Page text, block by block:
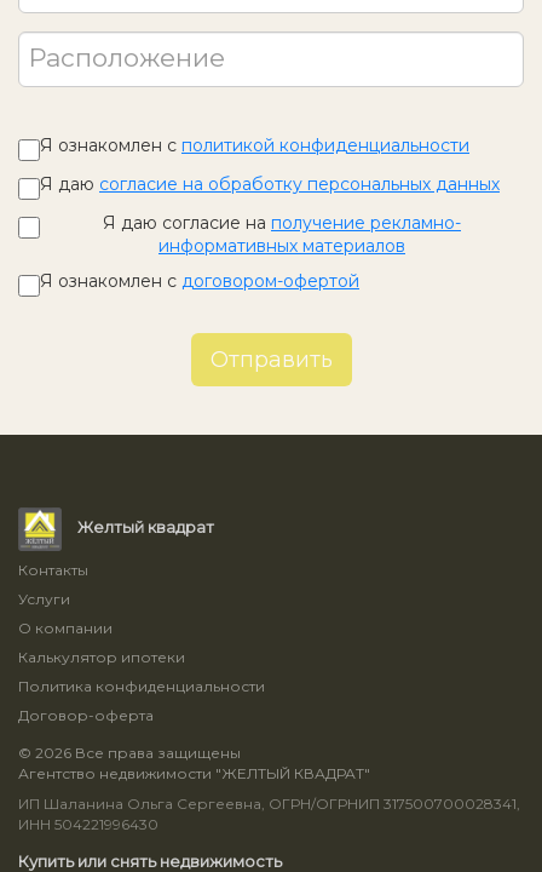
Расположение
Я ознакомлен с политикой конфиденциальности
Я даю согласие на обработку персональных данных
Я даю согласие на получение рекламно-
информативных материалов
Я ознакомлен с договором-офертой
Отправить
Желтый квадрат
Контакты
Услуги
О компании
Калькулятор ипотеки
Политика конфиденциальности
Договор-оферта
© 2026 Все права защищены
Агентство недвижимости "ЖЕЛТЫЙ КВАДРАТ"
ИП Шаланина Ольга Сергеевна, ОГРН/ОГРНИП 317500700028341,
ИНН 504221996430
Купить или снять недвижимость